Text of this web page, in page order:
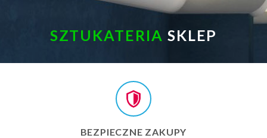
SZTUKATERIA SKLEP
BEZPIECZNE ZAKUPY